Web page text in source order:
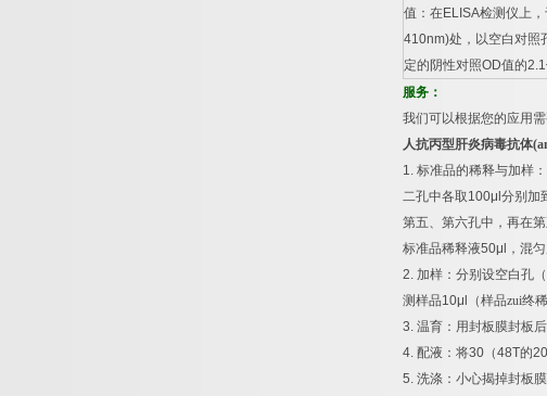
值：在ELISA检测仪上
410nm)处，以空白对照
定的阴性对照OD值的2.1
服务：
我们可以根据您的应用
人抗丙型肝炎病毒抗体
1. 标准品的稀释与加样
二孔中各取100μl 分别加
第五、第六孔中，再在
标准品稀释液50μl ，混
2. 加样：分别设空白孔
测样品10μl （样品zui终
3. 温育：用封板膜封板
4. 配液：将30 （48T的20
5. 洗涤：小心揭掉封板